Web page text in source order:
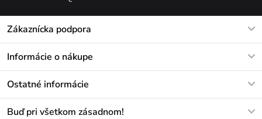
Zákaznícka podpora
info@vuch.sk
Informácie o nákupe
Materiály a údržba
Ostatné informácie
Buď pri všetkom zásadnom!